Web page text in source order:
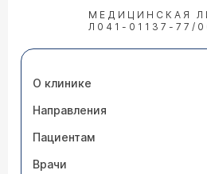
МЕДИЦИНСКАЯ
Л041-01137-77/
О клинике
Направления
Пациентам
Врачи